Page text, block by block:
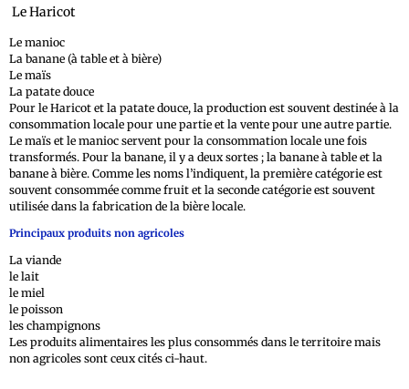
Le Haricot
Le manioc
La banane (à table et à bière)
Le maïs
La patate douce
Pour le Haricot et la patate douce, la production est souvent destinée à la
consommation locale pour une partie et la vente pour une autre partie.
Le maïs et le manioc servent pour la consommation locale une fois
transformés. Pour la banane, il y a deux sortes ; la banane à table et la
banane à bière. Comme les noms l’indiquent, la première catégorie est
souvent consommée comme fruit et la seconde catégorie est souvent
utilisée dans la fabrication de la bière locale.
Principaux produits non agricoles
La viande
le lait
le miel
le poisson
les champignons
Les produits alimentaires les plus consommés dans le territoire mais
non agricoles sont ceux cités ci-haut.